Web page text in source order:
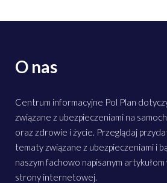
O nas
Centrum informacyjne Pol Plan
związane z ubezpieczeniami na
oraz zdrowie i życie. Przeglądaj
tematy związane z ubezpieczeniami i
naszym fachowo napisanym
strony internetowej.